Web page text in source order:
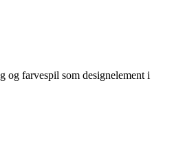
og farvespil som designelement i